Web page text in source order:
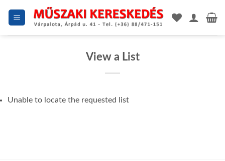
View a List
Unable to locate the requested list